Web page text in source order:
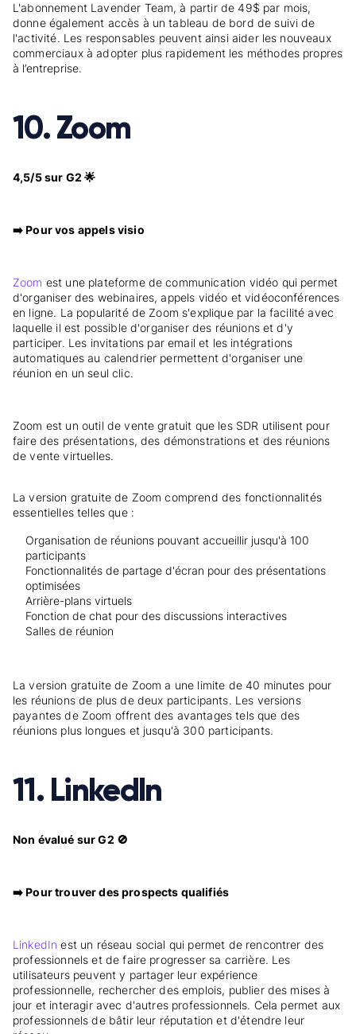
L'abonnement Lavender Team, à partir de 49$ par mois,
donne également accès à un tableau de bord de suivi de
l'activité. Les responsables peuvent ainsi aider les nouveaux
commerciaux à adopter plus rapidement les méthodes propres
à l’entreprise.
10. Zoom
4,5/5 sur G2 🌟
➡️ Pour vos appels visio
Zoom est une plateforme de communication vidéo qui permet
d'organiser des webinaires, appels vidéo et vidéoconférences
en ligne. La popularité de Zoom s'explique par la facilité avec
laquelle il est possible d'organiser des réunions et d'y
participer. Les invitations par email et les intégrations
automatiques au calendrier permettent d'organiser une
réunion en un seul clic.
Zoom est un outil de vente gratuit que les SDR utilisent pour
faire des présentations, des démonstrations et des réunions
de vente virtuelles.
La version gratuite de Zoom comprend des fonctionnalités
essentielles telles que :
Organisation de réunions pouvant accueillir jusqu'à 100
participants
Fonctionnalités de partage d'écran pour des présentations
optimisées
Arrière-plans virtuels
Fonction de chat pour des discussions interactives
Salles de réunion
La version gratuite de Zoom a une limite de 40 minutes pour
les réunions de plus de deux participants. Les versions
payantes de Zoom offrent des avantages tels que des
réunions plus longues et jusqu'à 300 participants.
11. LinkedIn
Non évalué sur G2 🚫
➡️ Pour trouver des prospects qualifiés
LinkedIn est un réseau social qui permet de rencontrer des
professionnels et de faire progresser sa carrière. Les
utilisateurs peuvent y partager leur expérience
professionnelle, rechercher des emplois, publier des mises à
jour et interagir avec d'autres professionnels. Cela permet aux
professionnels de bâtir leur réputation et d'étendre leur